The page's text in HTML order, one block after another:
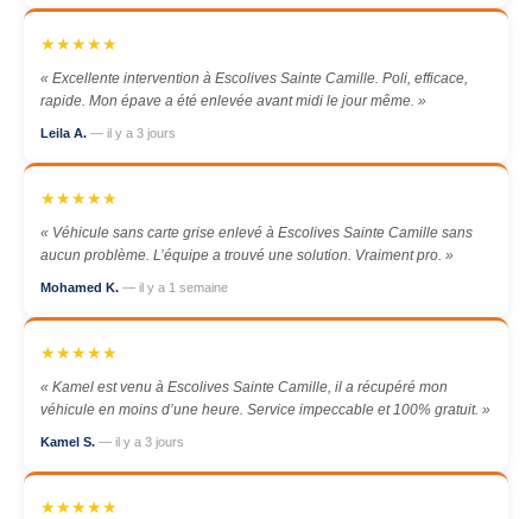
★★★★★
« Excellente intervention à Escolives Sainte Camille. Poli, efficace,
rapide. Mon épave a été enlevée avant midi le jour même. »
Leila A. — il y a 3 jours
★★★★★
« Véhicule sans carte grise enlevé à Escolives Sainte Camille sans
aucun problème. L’équipe a trouvé une solution. Vraiment pro. »
Mohamed K. — il y a 1 semaine
★★★★★
« Kamel est venu à Escolives Sainte Camille, il a récupéré mon
véhicule en moins d’une heure. Service impeccable et 100% gratuit. »
Kamel S. — il y a 3 jours
★★★★★